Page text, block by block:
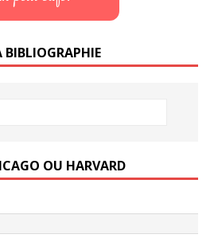
BIBLIOGRAPHIE
OU HARVARD